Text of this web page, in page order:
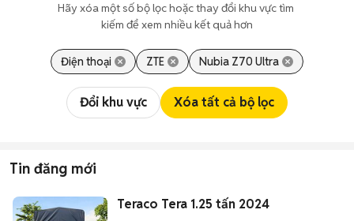
Hãy xóa một số bộ lọc hoặc thay đổi khu vực tìm
kiếm để xem nhiều kết quả hơn
Điện thoại ZTE Nubia Z70 Ultra
Đổi khu vực Xóa tất cả bộ lọc
Tin đăng mới
Teraco Tera 1.25 tấn 2024